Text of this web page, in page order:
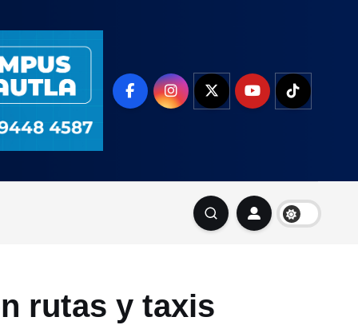
rutas y taxis